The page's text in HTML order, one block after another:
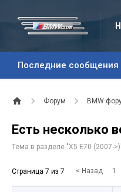
Последние сообщения
Форум BMW
Есть несколько
Тема в разделе "X5 E70 (2007->)
Страница 7 из 7 < Назад 1